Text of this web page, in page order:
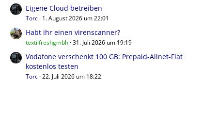
Eigene Cloud betreiben
Torc 1. August 2026 um 22:01
Habt ihr einen virenscanner?
textilfreshgmbh 31. Juli 2026 um 19:19
Vodafone verschenkt 100 GB: Prepaid-Allnet-Flat
kostenlos testen
Torc 22. Juli 2026 um 18:22